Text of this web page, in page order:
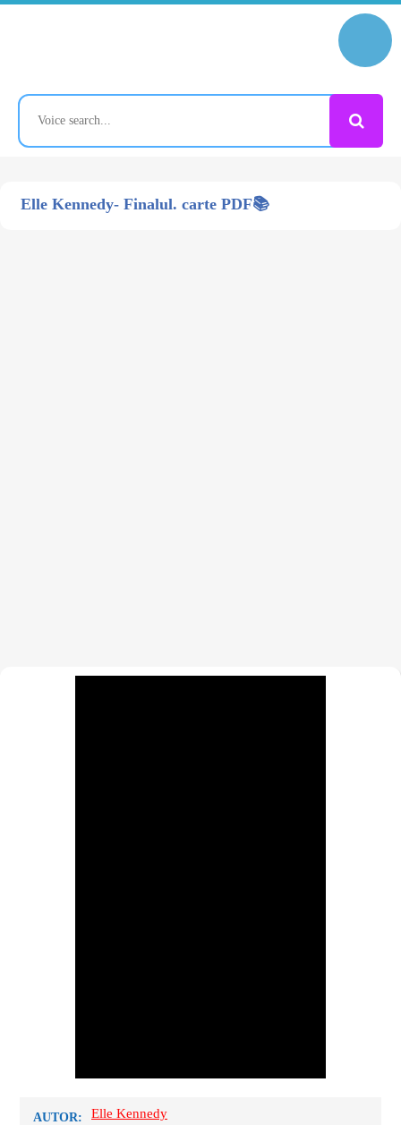
Elle Kennedy- Finalul. carte PDF📚
AUTOR: Elle Kennedy